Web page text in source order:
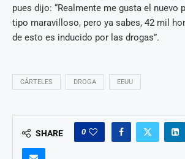
pues dijo: “Realmente me gusta el nuevo
tipo maravilloso, pero ya sabes, 42 mil
de esto es inducido por las drogas”.
CÁRTELES DROGA EEUU
SHARE 0